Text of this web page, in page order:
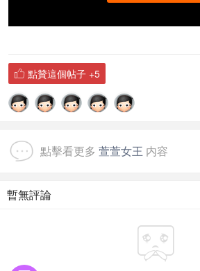
 點贊這個帖子 +5
點擊看更多 萱萱女王 内容
暫無評論
